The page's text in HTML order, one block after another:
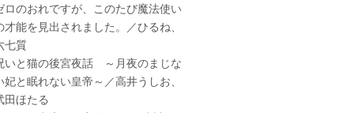
ロのおれですが、このたび魔法使い
才能を見出されました。／ひるね、
七質
いと猫の後宮夜話 ～月夜のまじな
妃と眠れない皇帝～／高井うしお、
田ほたる